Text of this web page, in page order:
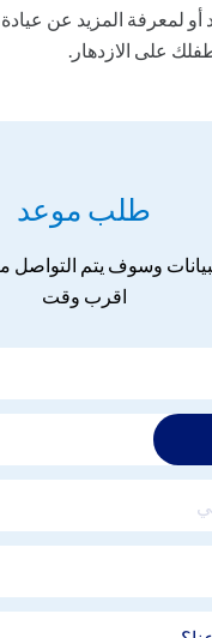
لمعرفة المزيد عن
على الازدهار.
طلب موعد
وسوف يتم
اقرب وقت